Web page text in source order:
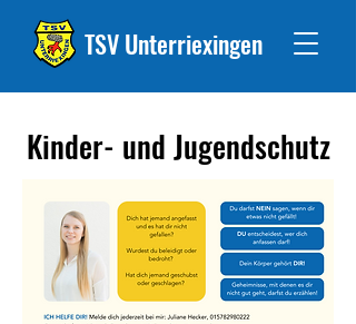
TSV Unterriexingen
Kinder- und Jugendschutz